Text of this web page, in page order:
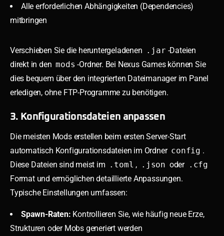
Alle erforderlichen Abhängigkeiten (Dependencies)
mitbringen
Verschieben Sie die heruntergeladenen .jar -Dateien
direkt in den mods -Ordner. Bei Nexus Games können Sie
dies bequem über den integrierten Dateimanager im Panel
erledigen, ohne FTP-Programme zu benötigen.
3. Konfigurationsdateien anpassen
Die meisten Mods erstellen beim ersten Server-Start
automatisch Konfigurationsdateien im Ordner config .
Diese Dateien sind meist im .toml , .json oder .cfg
Format und ermöglichen detaillierte Anpassungen.
Typische Einstellungen umfassen:
Spawn-Raten: Kontrollieren Sie, wie häufig neue Erze,
Strukturen oder Mobs generiert werden